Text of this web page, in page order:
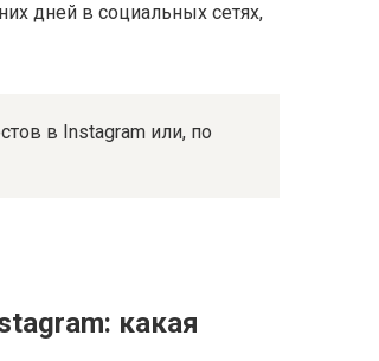
дней в социальных сетях,
в Instagram или, по
какая